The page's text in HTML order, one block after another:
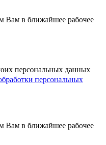
Вам в ближайшее рабочее
персональных данных
персональных
Вам в ближайшее рабочее